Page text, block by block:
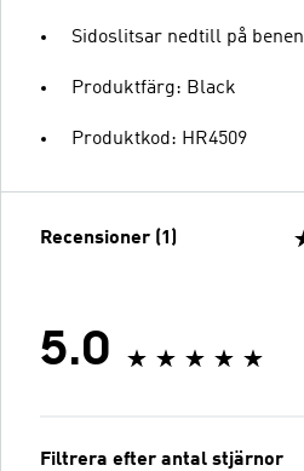
Sidoslitsar nedtill på benen
Produktfärg: Black
Produktkod: HR4509
Recensioner (1)
5.0
Filtrera efter antal stjärnor